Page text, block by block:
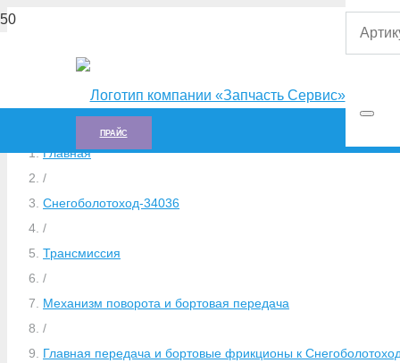
ПРАЙС
Главная
/
Снегоболотоход-34036
/
Трансмиссия
/
Механизм поворота и бортовая передача
/
Главная передача и бортовые фрикционы к